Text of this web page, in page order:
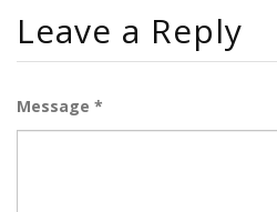
Leave a Reply
Message *